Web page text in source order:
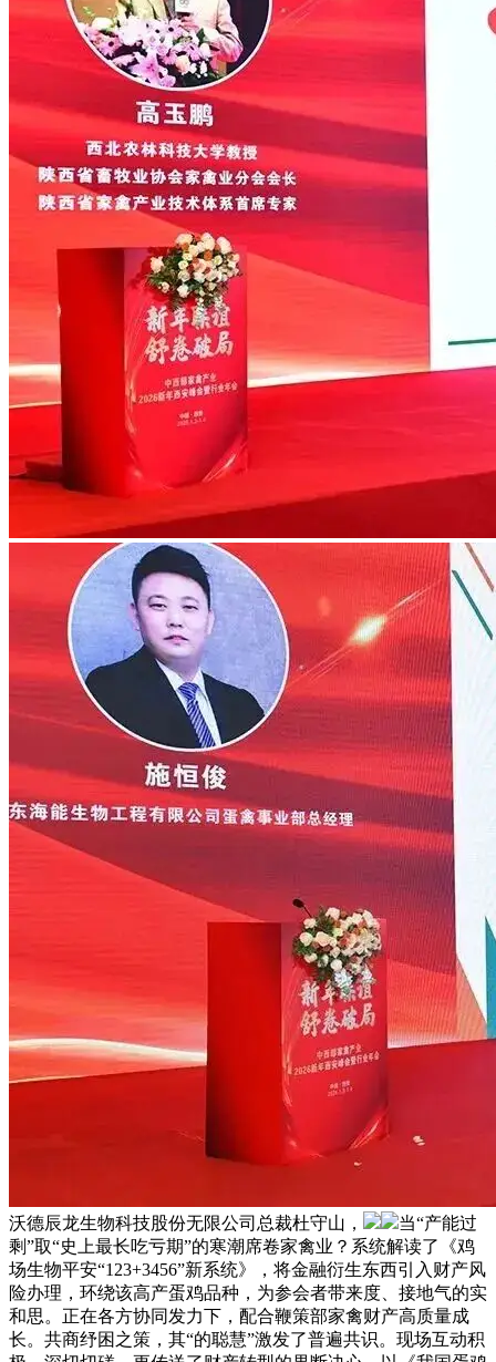
沃德辰龙生物科技股份无限公司总裁杜守山，
当“产能过
剩”取“史上最长吃亏期”的寒潮席卷家禽业？系统解读了《鸡
场生物平安“123+3456”新系统》，将金融衍生东西引入财产风
险办理，环绕该高产蛋鸡品种，为参会者带来度、接地气的实
和思。正在各方协同发力下，配合鞭策部家禽财产高质量成
长。共商纾困之策，其“的聪慧”激发了普遍共识。现场互动积